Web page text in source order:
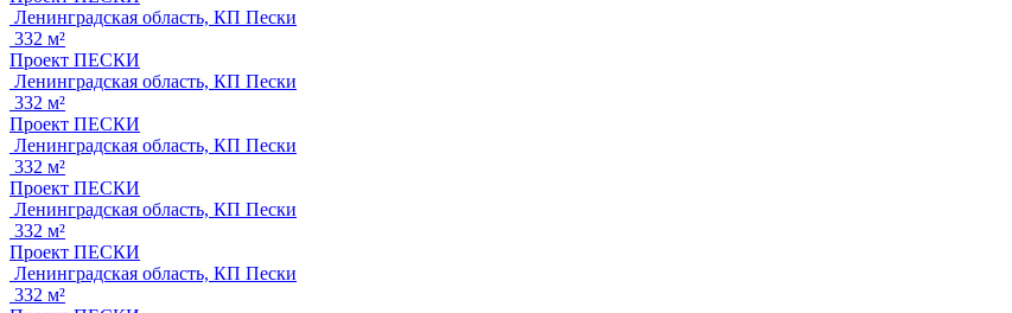
Ленинградская область, КП Пески
332 м²
Проект ПЕСКИ
Ленинградская область, КП Пески
332 м²
Проект ПЕСКИ
Ленинградская область, КП Пески
332 м²
Проект ПЕСКИ
Ленинградская область, КП Пески
332 м²
Проект ПЕСКИ
Ленинградская область, КП Пески
332 м²